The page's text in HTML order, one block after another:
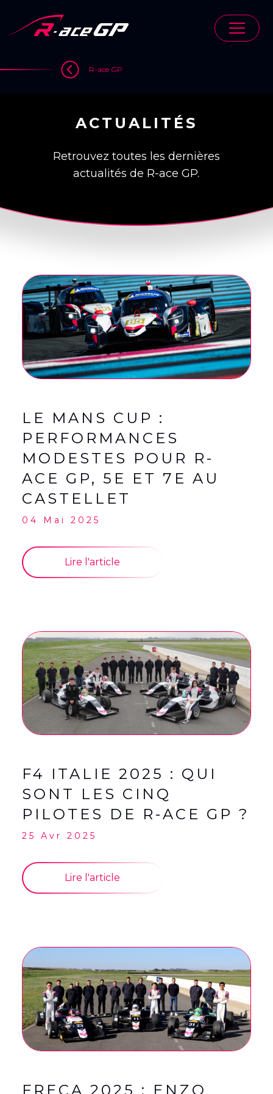
content
English(Anglais) Français
R-ace GP
ACTUALITÉS
Retrouvez toutes les dernières
actualités de R-ace GP.
LE MANS CUP :
PERFORMANCES
MODESTES POUR R-
ACE GP, 5E ET 7E AU
CASTELLET
04 Mai 2025
Lire l'article
F4 ITALIE 2025 : QUI
SONT LES CINQ
PILOTES DE R-ACE GP ?
25 Avr 2025
Lire l'article
FRECA 2025 : ENZO